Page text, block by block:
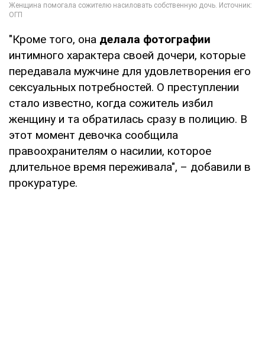
"Кроме того, она делала фотографии
интимного характера своей дочери, которые
передавала мужчине для удовлетворения его
сексуальных потребностей. О преступлении
стало известно, когда сожитель избил
женщину и та обратилась сразу в полицию. В
этот момент девочка сообщила
правоохранителям о насилии, которое
длительное время переживала", – добавили в
прокуратуре.